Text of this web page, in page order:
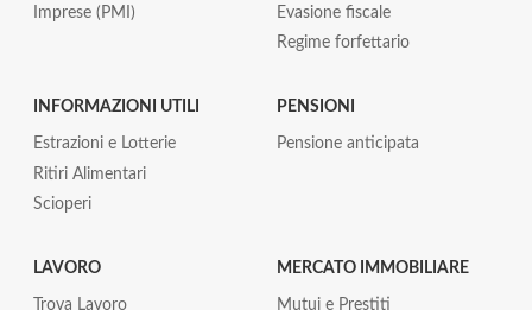
Imprese (PMI)
Evasione fiscale
Regime forfettario
INFORMAZIONI UTILI
Estrazioni e Lotterie
Ritiri Alimentari
Scioperi
PENSIONI
Pensione anticipata
LAVORO
Trova Lavoro
MERCATO IMMOBILIARE
Mutui e Prestiti